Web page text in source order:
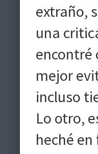
extraño,
una
encontré
mejor
incluso
Lo otro,
heché